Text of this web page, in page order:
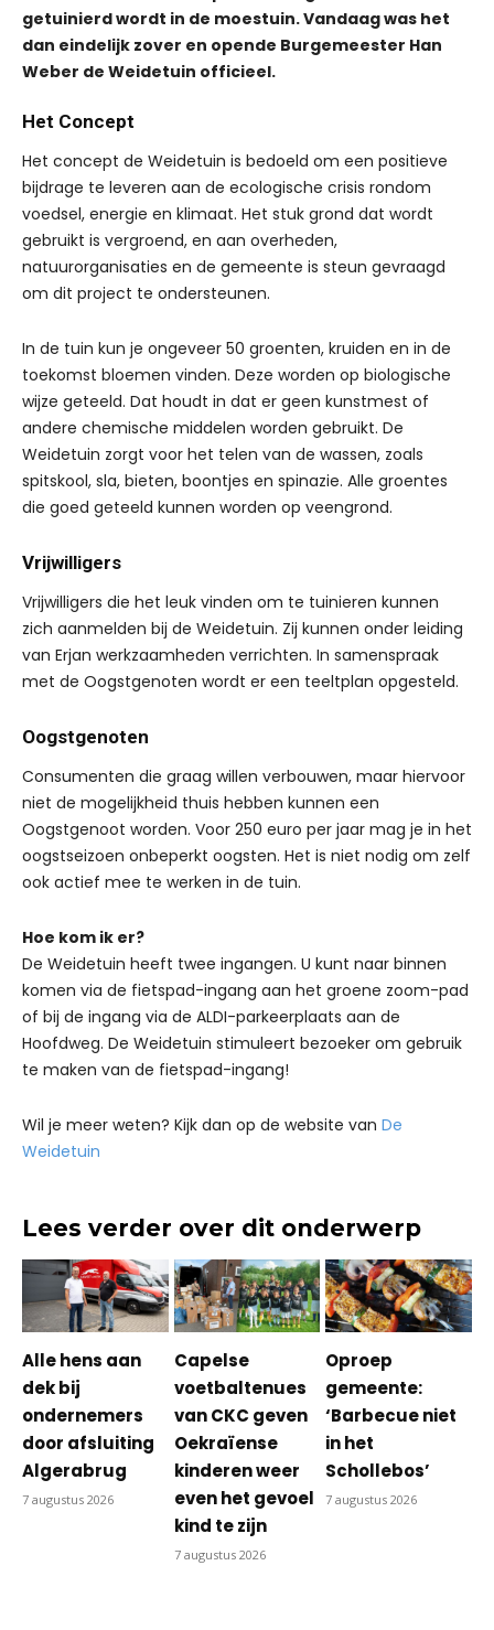
getuinierd wordt in de moestuin. Vandaag was het
dan eindelijk zover en opende Burgemeester Han
Weber de Weidetuin officieel.
Het Concept
Het concept de Weidetuin is bedoeld om een positieve
bijdrage te leveren aan de ecologische crisis rondom
voedsel, energie en klimaat. Het stuk grond dat wordt
gebruikt is vergroend, en aan overheden,
natuurorganisaties en de gemeente is steun gevraagd
om dit project te ondersteunen.
In de tuin kun je ongeveer 50 groenten, kruiden en in de
toekomst bloemen vinden. Deze worden op biologische
wijze geteeld. Dat houdt in dat er geen kunstmest of
andere chemische middelen worden gebruikt. De
Weidetuin zorgt voor het telen van de wassen, zoals
spitskool, sla, bieten, boontjes en spinazie. Alle groentes
die goed geteeld kunnen worden op veengrond.
Vrijwilligers
Vrijwilligers die het leuk vinden om te tuinieren kunnen
zich aanmelden bij de Weidetuin. Zij kunnen onder leiding
van Erjan werkzaamheden verrichten. In samenspraak
met de Oogstgenoten wordt er een teeltplan opgesteld.
Oogstgenoten
Consumenten die graag willen verbouwen, maar hiervoor
niet de mogelijkheid thuis hebben kunnen een
Oogstgenoot worden. Voor 250 euro per jaar mag je in het
oogstseizoen onbeperkt oogsten. Het is niet nodig om zelf
ook actief mee te werken in de tuin.
Hoe kom ik er?
De Weidetuin heeft twee ingangen. U kunt naar binnen
komen via de fietspad-ingang aan het groene zoom-pad
of bij de ingang via de ALDI-parkeerplaats aan de
Hoofdweg. De Weidetuin stimuleert bezoeker om gebruik
te maken van de fietspad-ingang!
Wil je meer weten? Kijk dan op de website van De
Weidetuin
Lees verder over dit onderwerp
Alle hens aan
dek bij
ondernemers
door afsluiting
Algerabrug
7 augustus 2026
Capelse
voetbaltenues
van CKC geven
Oekraïense
kinderen weer
even het gevoel
kind te zijn
7 augustus 2026
Oproep
gemeente:
‘Barbecue niet
in het
Schollebos’
7 augustus 2026